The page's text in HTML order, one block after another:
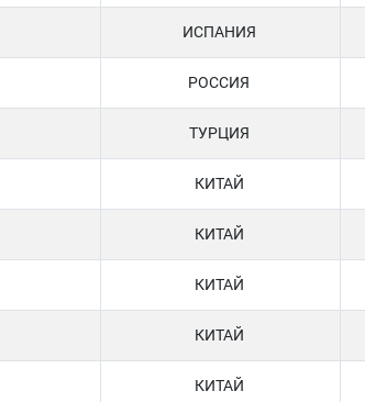
ИСПАНИЯ
РОССИЯ
ТУРЦИЯ
КИТАЙ
КИТАЙ
КИТАЙ
КИТАЙ
КИТАЙ